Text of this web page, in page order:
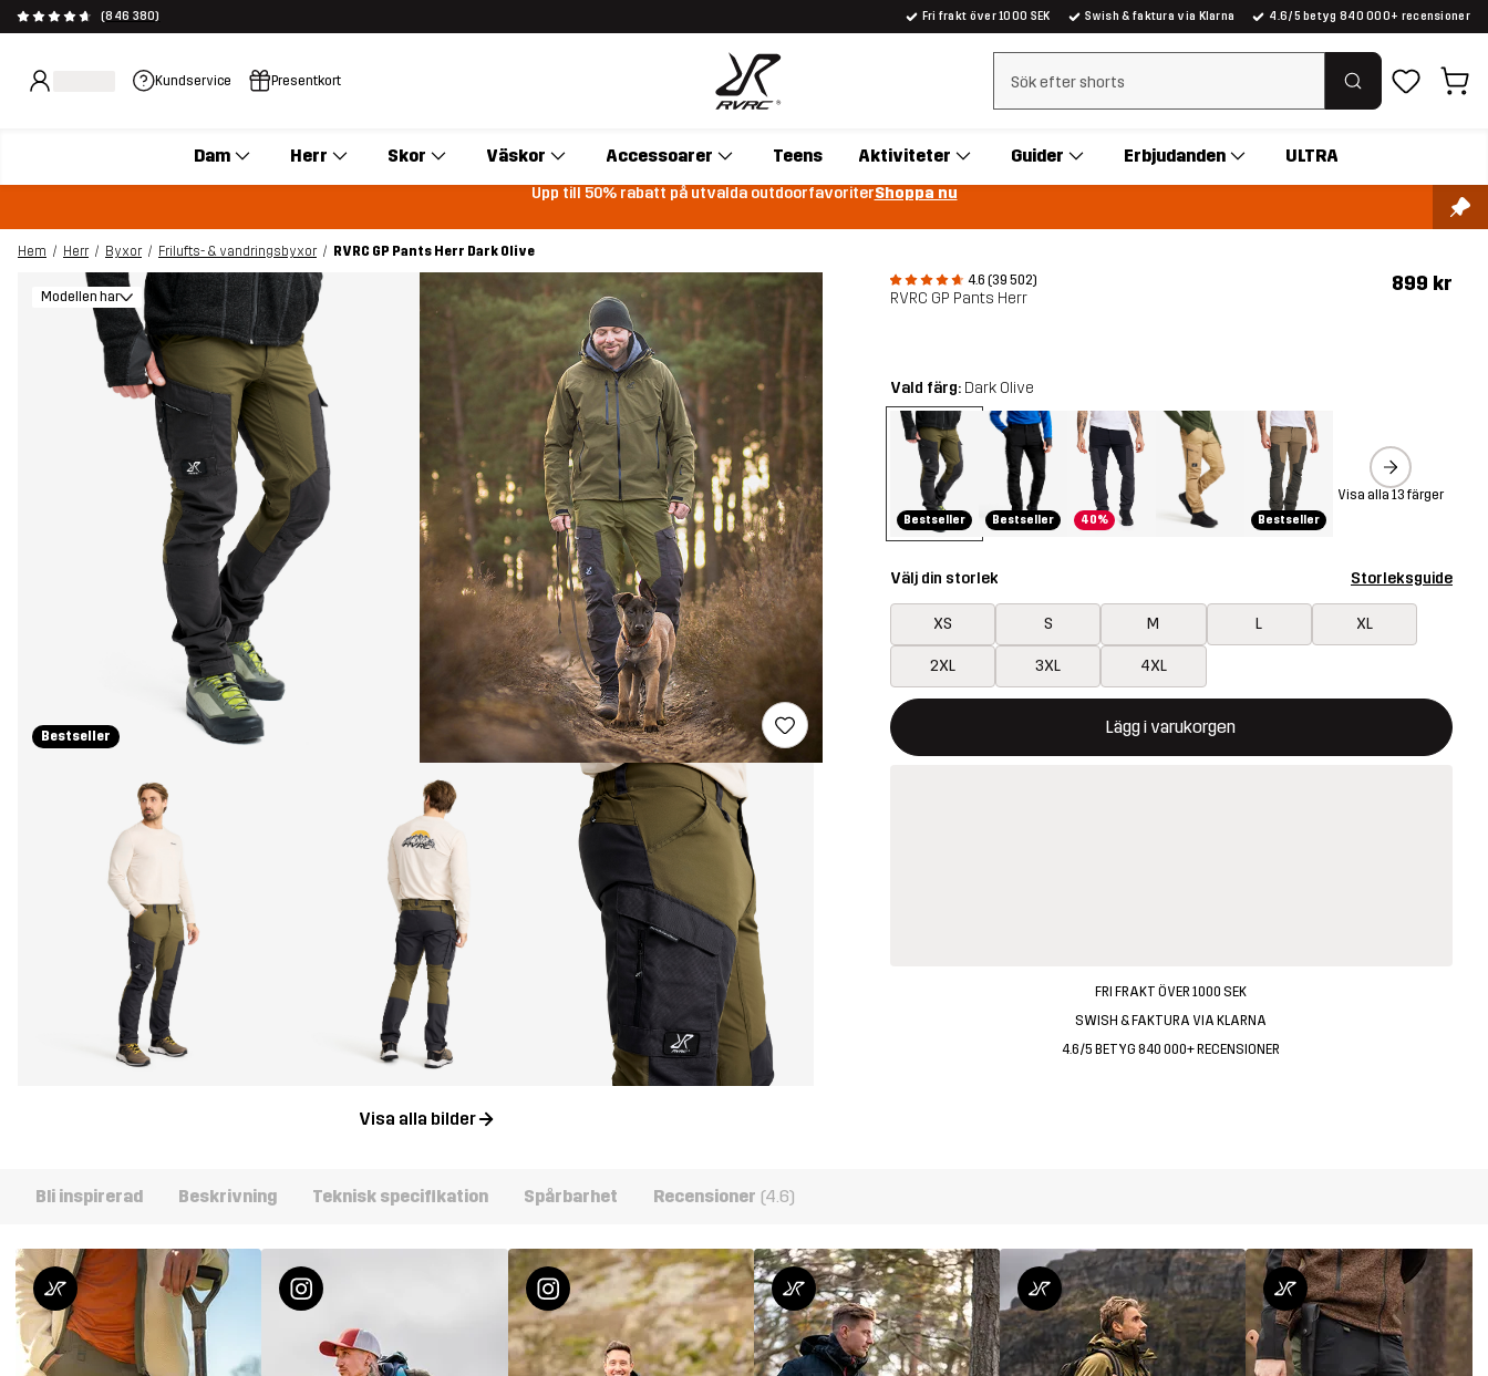
(846 380) Fri frakt över 1000 SEK Swish & faktura via Klarna 4.6/5 betyg 840 000+ recensioner
Kundservice Presentkort Rensa sök
Dam Herr Skor Väskor Accessoarer Teens Aktiviteter Guider Erbjudanden ULTRA
Upp till 50% rabatt på utvalda outdoorfavoriterShoppa nu
Hem Herr Byxor Frilufts- & vandringsbyxor
RVRC GP Pants Herr Dark Olive
4.6 (39 502)
RVRC GP Pants Herr
899 kr
Bestseller
Modellen har
Visa alla bilder
Vald färg: Dark Olive
Bestseller Bestseller 40% Bestseller
Visa alla 13 färger
Välj din storlek Storleksguide
XS S M L XL
2XL 3XL 4XL
Lägg i varukorgen
Denna knapp kommer att öppna en modal som bekräftar en ny vara i varukorg
{{size}} inte tillgänglig
FRI FRAKT ÖVER 1000 SEK
SWISH & FAKTURA VIA KLARNA
4.6/5 BETYG 840 000+ RECENSIONER
Bli inspirerad Beskrivning Teknisk specifikation Spårbarhet Recensioner (4.6)